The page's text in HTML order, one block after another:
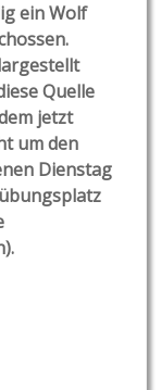
ein Wolf
Quelle
jetzt
um den
Dienstag